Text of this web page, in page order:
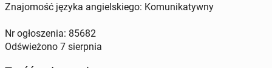
Znajomość języka angielskiego: Komunikatywny
Nr ogłoszenia: 85682
Odświeżono 7 sierpnia